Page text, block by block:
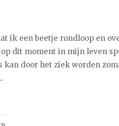
ik een beetje rondloop en
dit moment in mijn leven
kan door het ziek worden